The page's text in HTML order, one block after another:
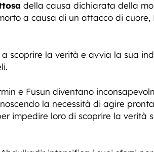
della causa dichiarata della
a causa di un attacco di
a scoprire la verità e avvia la sua
e Fusun diventano
la necessità di agire
impedire loro di scoprire la verità